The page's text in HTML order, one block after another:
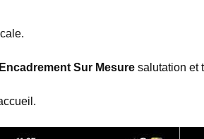
Encadrement Sur Mesure salutation et